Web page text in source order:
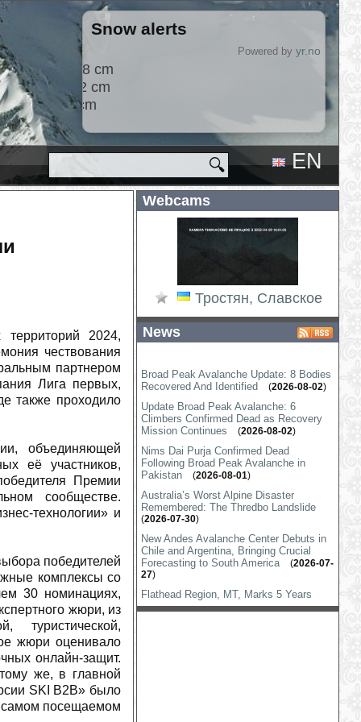
Snow alerts
Powered by yr.no
EN
🔍
2024,
чествования
партнером
Лига первых,
также проходило
объединяющей
её участников,
Премии
сообществе.
технологии» и
победителей
комплексы со
30 номинациях,
жюри, из
туристической,
жюри оценивало
онлайн-защит.
же, в главной
SKI B2B» было
самом посещаемом
Webcams
Тростян, Славское
News
Broad Peak Avalanche Update: 8 Bodies
Recovered And Identified
(2026-08-02)
Update Broad Peak Avalanche: 6
Climbers Confirmed Dead as Recovery
Mission Continues
(2026-08-02)
Nims Dai Purja Confirmed Dead
Following Broad Peak Avalanche in
Pakistan
(2026-08-01)
Australia’s Worst Alpine Disaster
Remembered: The Thredbo Landslide
(2026-07-30)
New Andes Avalanche Center Debuts in
Chile and Argentina, Bringing Crucial
Forecasting to South America
(2026-07-
27)
Flathead Region, MT, Marks 5 Years
Without Avalanche Deaths Despite